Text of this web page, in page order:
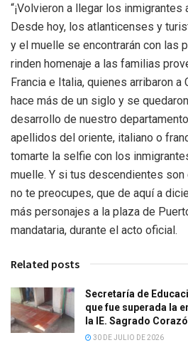
“¡Volvieron a llegar los inmigrantes
Desde hoy, los atlanticenses y
y el muelle se encontrarán con las
rinden homenaje a las familias
Francia e Italia, quienes arribaron
hace más de un siglo y se
desarrollo de nuestro
apellidos del oriente, italiano o
tomarte la selfie con los
muelle. Y si tus descendientes son
no te preocupes, que de aquí a
más personajes a la plaza de
mandataria, durante el acto oficial.
Related posts
Secretaría de
que fue superada la
la IE. Sagrado
30 DE JULIO DE 2026